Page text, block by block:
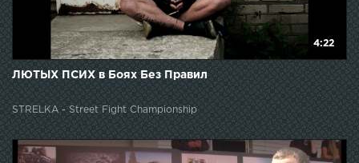
4:22
ЛЮТЫХ ПСИХ в Боях Без Правил
STRELKA - Street Fight Championship